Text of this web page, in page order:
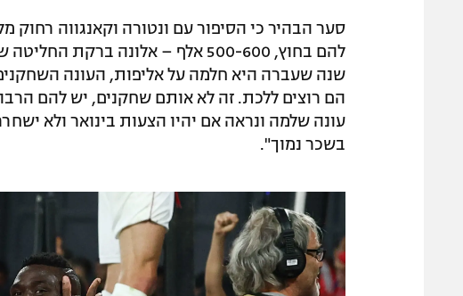
סער הבהיר כי הסיפור עם ונטורה וקאנגווה
שנה שעברה היא חלמה על אליפות, העונה
הם רוצים ללכת. זה לא אותם שחקנים, יש להם
עונה שלמה ונראה אם יהיו הצעות בינואר ולא
בשכר נמוך".